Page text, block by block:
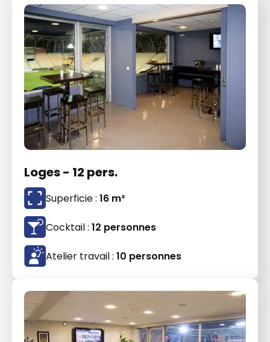
Loges - 12 pers.
Superficie : 16 m²
Cocktail : 12 personnes
Atelier travail : 10 personnes